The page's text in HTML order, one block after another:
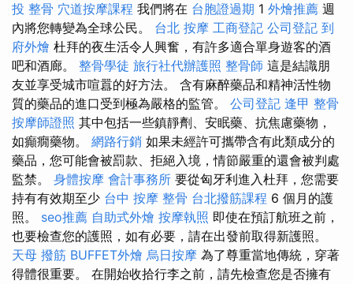
投 整骨 穴道按摩課程 我們將在 台胞證過期 1 外燴推薦 週
內將您轉變為全球公民。 台北 按摩 工商登記 公司登記 到
府外燴 杜拜的夜生活令人興奮，有許多適合單身遊客的酒
吧和酒廊。 整骨學徒 旅行社代辦護照 整骨師 這是結識朋
友並享受城市喧囂的好方法。 含有麻醉藥品和精神活性物
質的藥品的進口受到極為嚴格的監管。 公司登記 逢甲 整骨
按摩師證照 其中包括一些鎮靜劑、安眠藥、抗焦慮藥物，
如癲癇藥物。 網路行銷 如果未經許可攜帶含有此類成分的
藥品，您可能會被罰款、拒絕入境，情節嚴重的還會被判處
監禁。 身體按摩 會計事務所 要從匈牙利進入杜拜，您需要
持有有效期至少 台中 按摩 整骨 台北撥筋課程 6 個月的護
照。 seo推薦 自助式外燴 按摩執照 即使在預訂航班之前，
也要檢查您的護照，如有必要，請在出發前取得新護照。
天母 撥筋 BUFFET外燴 烏日按摩 為了尊重當地傳統，穿著
得體很重要。 在開始收拾行李之前，請先檢查您是否擁有